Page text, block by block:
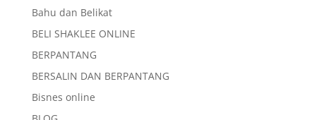
Bahu dan Belikat
BELI SHAKLEE ONLINE
BERPANTANG
BERSALIN DAN BERPANTANG
Bisnes online